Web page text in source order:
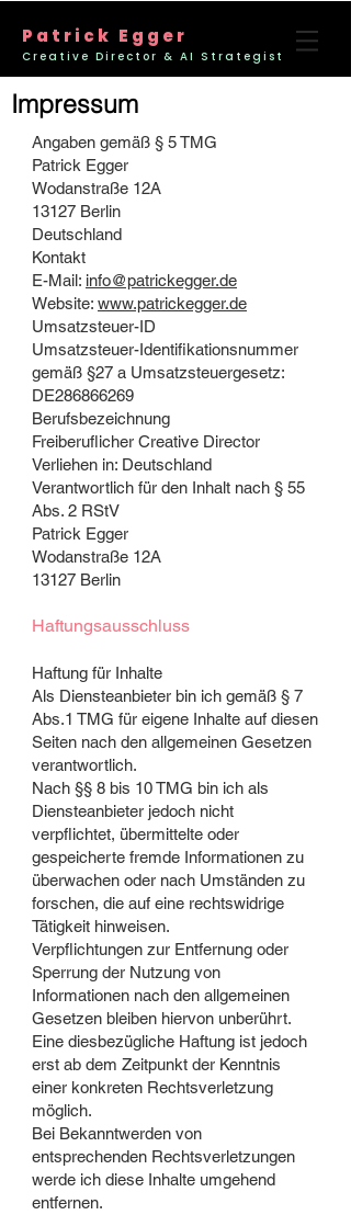
Patrick Egger
Creative Director & AI Strategist
Impressum
Angaben gemäß § 5 TMG
Patrick Egger
Wodanstraße 12A
13127 Berlin
Deutschland
Kontakt
E-Mail: info@patrickegger.de
Website: www.patrickegger.de
Umsatzsteuer-ID
Umsatzsteuer-Identifikationsnummer
gemäß §27 a Umsatzsteuergesetz:
DE286866269
Berufsbezeichnung
Freiberuflicher Creative Director
Verliehen in: Deutschland
Verantwortlich für den Inhalt nach § 55
Abs. 2 RStV
Patrick Egger
Wodanstraße 12A
13127 Berlin
Haftungsausschluss
Haftung für Inhalte
Als Diensteanbieter bin ich gemäß § 7
Abs.1 TMG für eigene Inhalte auf diesen
Seiten nach den allgemeinen Gesetzen
verantwortlich.
Nach §§ 8 bis 10 TMG bin ich als
Diensteanbieter jedoch nicht
verpflichtet, übermittelte oder
gespeicherte fremde Informationen zu
überwachen oder nach Umständen zu
forschen, die auf eine rechtswidrige
Tätigkeit hinweisen.
Verpflichtungen zur Entfernung oder
Sperrung der Nutzung von
Informationen nach den allgemeinen
Gesetzen bleiben hiervon unberührt.
Eine diesbezügliche Haftung ist jedoch
erst ab dem Zeitpunkt der Kenntnis
einer konkreten Rechtsverletzung
möglich.
Bei Bekanntwerden von
entsprechenden Rechtsverletzungen
werde ich diese Inhalte umgehend
entfernen.